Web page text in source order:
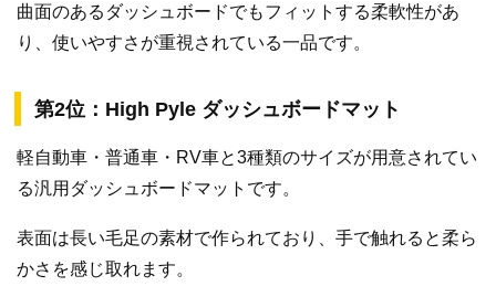
曲面のあるダッシュボードでもフィットする柔軟性があ
り、使いやすさが重視されている一品です。
第2位：High Pyle ダッシュボードマット
軽自動車・普通車・RV車と3種類のサイズが用意されてい
る汎用ダッシュボードマットです。
表面は長い毛足の素材で作られており、手で触れると柔ら
かさを感じ取れます。